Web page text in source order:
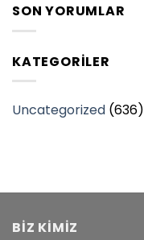
SON YORUMLAR
KATEGORILER
Uncategorized (636)
BİZ KİMİZ